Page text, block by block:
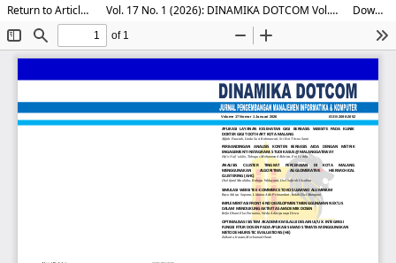
Return to Article Details Vol. 17 No. 1 (2026): DINAMIKA DOTCOM Vol.17 No.1 Tahun 2026 Download